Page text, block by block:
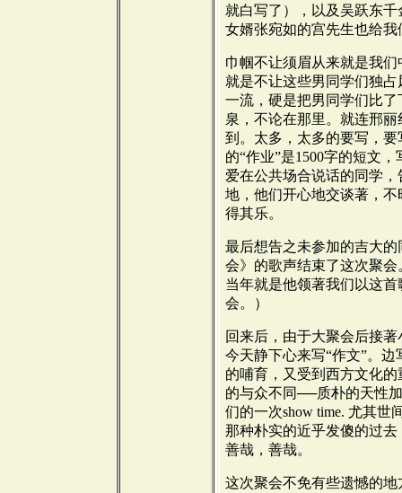
就白写了），以及吴跃东千
女婿张宛如的宫先生也给
巾帼不让须眉从来就是我
就是不让这些男同学们独
一流，硬是把男同学们比
泉，不论在那里。就连邢
到。太多，太多的要写，
的“作业”是1500字的短文
爱在公共场合说话的同学
地，他们开心地交谈著，
得其乐。
最后想告之未参加的吉大
会》的歌声结束了这次聚
当年就是他领著我们以这
会。）
回来后，由于大聚会后接
今天静下心来写“作文”。
的哺育，又受到西方文化
的与众不同──质朴的天性
们的一次show time. 尤其世
那种朴实的近乎发傻的过
善哉，善哉。
这次聚会不免有些遗憾的